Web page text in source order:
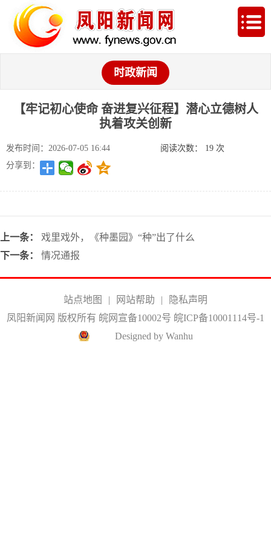
时政新闻
【牢记初心使命 奋进复兴征程】潜心立德树人
执着攻关创新
发布时间：2026-07-05 16:44 阅读次数： 19次
分享到：
上一条：
戏里戏外，《种墨园》“种”出了什么
下一条：
情况通报
站点地图 | 网站帮助 |
隐私声明
凤阳新闻网 版权所有 皖网宣备10002号 皖ICP备10001114号-1
Designed by Wanhu